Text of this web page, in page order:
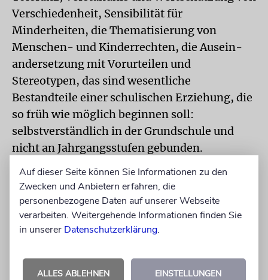
Verschiedenheit, Sensibilität für
Minderheiten, die Thematisierung von
Menschen- und Kinderrechten, die Ausein-
andersetzung mit Vorurteilen und
Stereotypen, das sind wesentliche
Bestandteile einer schulischen Erziehung, die
so früh wie möglich beginnen soll:
selbstverständlich in der Grundschule und
nicht an Jahrgangsstufen gebunden.
und detaillierte Kenntnis dessen, was, wie und
warum es geschah, die unverzichtbare
Grundlage ist für eine dauerhafte Empathie,
die unverzichtbare Grundlage einer
Leugnung und Minimierung des Holocaust,
Auf dieser Seite können Sie Informationen zu den
Zwecken und Anbietern erfahren, die
personenbezogene Daten auf unserer Webseite
verarbeiten. Weitergehende Informationen finden Sie
in unserer Datenschutzerklärung.
ALLES ABLEHNEN EINSTELLUNGEN